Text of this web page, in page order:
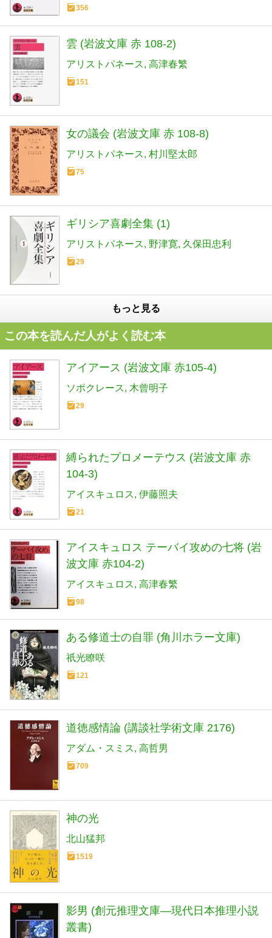
356
雲 (岩波文庫 赤 108-2)
アリストパネース 高津春繁
151
女の議会 (岩波文庫 赤 108-8)
アリストパネース 村川堅太郎
75
ギリシア喜劇全集 (1)
アリストパネース 野津寛 久保田忠利
29
もっと見る
この本を読んだ人がよく読む本
アイアース (岩波文庫 赤105-4)
ソポクレース 木曾明子
29
縛られたプロメーテウス (岩波文庫 赤
104-3)
アイスキュロス 伊藤照夫
21
アイスキュロス テーバイ攻めの七将 (岩
波文庫 赤104-2)
アイスキュロス 高津春繁
98
ある修道士の自罪 (角川ホラー文庫)
祇光瞭咲
121
道徳感情論 (講談社学術文庫 2176)
アダム・スミス 高哲男
709
神の光
北山猛邦
1519
影男 (創元推理文庫―現代日本推理小説
叢書)